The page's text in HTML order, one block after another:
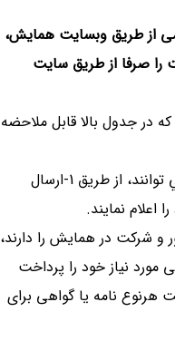
از طریق وبسایت همایش،
صرفا از طریق سایت
در جدول بالا قابل ملاحضه
5- افرادي كه مايل به داوري زودهنگام و دريافت گواهي قبل از برگزاري همايش دارند مي توانند، از طریق 1-ارسال
و شرکت در همایش را دارند،
نیاز خود را پرداخت
هرنوع نامه یا گواهی برای